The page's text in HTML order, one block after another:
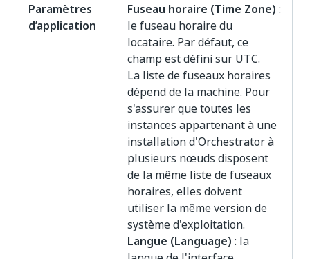
Paramètres
d’application
Fuseau horaire (Time Zone) :
le fuseau horaire du
locataire. Par défaut, ce
champ est défini sur UTC.
La liste de fuseaux horaires
dépend de la machine. Pour
s'assurer que toutes les
instances appartenant à une
installation d'Orchestrator à
plusieurs nœuds disposent
de la même liste de fuseaux
horaires, elles doivent
utiliser la même version de
système d'exploitation.
Langue (Language) : la